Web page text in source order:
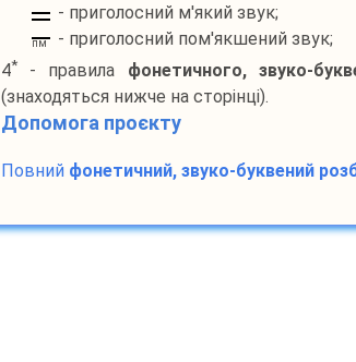
- приголосний м'який звук;
пм
- приголосний пом'якшений звук;
4*- правила фонетичного, звуко-
(знаходяться нижче на сторінці).
Допомога проєкту
Повний фонетичний, звуко-буквений